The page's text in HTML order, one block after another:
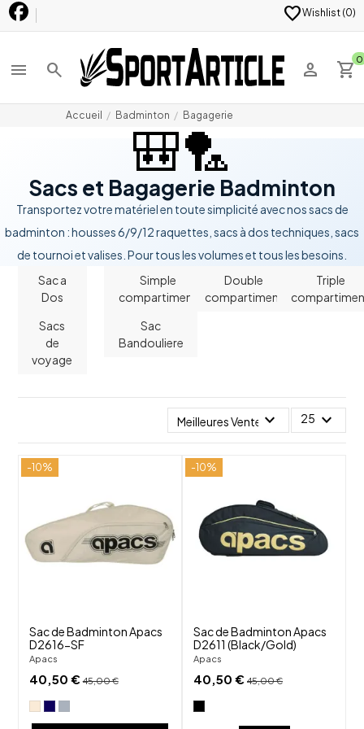
favoriteWishlist (0)
menu search person shopping_cart0
Accueil Badminton Bagagerie
🎒🏸
Sacs et Bagagerie Badminton
Transportez votre matériel en toute simplicité avec nos sacs de
badminton : housses 6/9/12 raquettes, sacs à dos techniques, sacs
de tournoi et valises. Pour tous les volumes et tous les besoins.
Sac a
Dos
Simple
compartiment
Double
compartiment
Triple
Sacs
de
voyage
Sac
Bandouliere
Meilleures Ventesexpand_more 25 expand_more
-10%
favorite_border
visibility
Sac de Badminton Apacs
D2616-SF
Apacs
40,50 €45,00 €
-10%
favorite_border
visibility
Sac de Badminton Apacs
D2611 (Black/Gold)
Apacs
40,50 € 45,00 €